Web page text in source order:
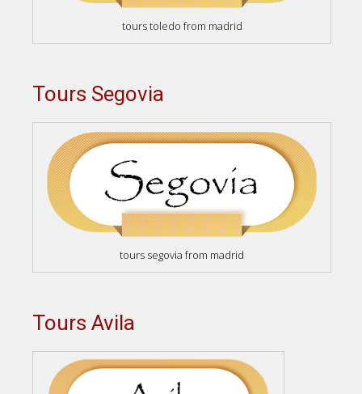
tours toledo from madrid
Tours Segovia
tours segovia from madrid
Tours Avila